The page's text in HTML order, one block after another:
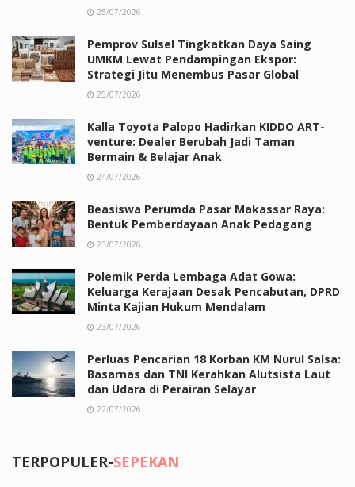
25/07/2026
Pemprov Sulsel Tingkatkan Daya Saing
UMKM Lewat Pendampingan Ekspor:
Strategi Jitu Menembus Pasar Global
25/07/2026
Kalla Toyota Palopo Hadirkan KIDDO ART-
venture: Dealer Berubah Jadi Taman
Bermain & Belajar Anak
24/07/2026
Beasiswa Perumda Pasar Makassar Raya:
Bentuk Pemberdayaan Anak Pedagang
23/07/2026
Polemik Perda Lembaga Adat Gowa:
Keluarga Kerajaan Desak Pencabutan, DPRD
Minta Kajian Hukum Mendalam
23/07/2026
Perluas Pencarian 18 Korban KM Nurul Salsa:
Basarnas dan TNI Kerahkan Alutsista Laut
dan Udara di Perairan Selayar
22/07/2026
TERPOPULER-SEPEKAN